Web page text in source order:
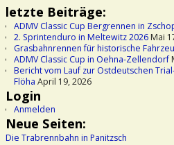
letzte Beiträge:
ADMV Classic Cup Bergrennen in
2. Sprintenduro in Meltewitz 2026Mai
Grasbahnrennen für historische
ADMV Classic Cup in Oehna-Zellendorf
Bericht vom Lauf zur Ostdeutschen
Flöha April 19, 2026
Login
Anmelden
Neue Seiten:
Die Trabrennbahn in Panitzsch